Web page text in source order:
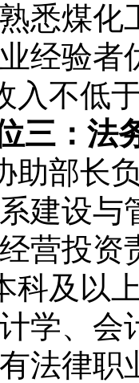
悉煤
经验者
入不低
三：法
助部长
建设与
营投资
科及以
学、
法律职